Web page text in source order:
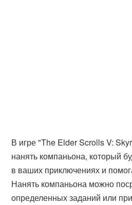
В игре "The Elder Scrolls V:
нанять компаньона, который
в ваших приключениях и
Нанять компаньона можно
определенных заданий или